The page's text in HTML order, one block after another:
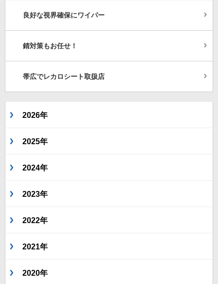
良好な視界確保にワイパー
錆対策もお任せ！
帯広でレカロシート取扱店
2026年
2025年
2024年
2023年
2022年
2021年
2020年